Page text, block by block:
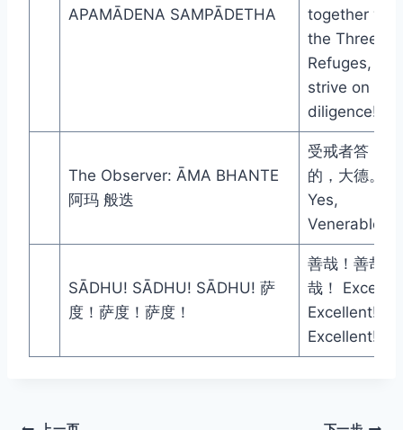
APAMĀDENA SAMPĀDETHA
together with
the Three
Refuges,
strive on
diligence!
The Observer: ĀMA BHANTE
阿玛 般迭
受戒者答： 是
的，大德。
Yes,
Venerable
SĀDHU! SĀDHU! SĀDHU! 萨
度！萨度！萨度！
善哉！善哉！
哉！
Excellent!
Excellent!